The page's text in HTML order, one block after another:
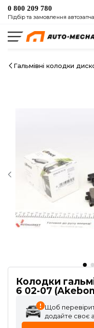
0 800 209 780
Підбір та замовлення
Гальмівні колодки
Колодки
6 02-07
Щоб
додайте своє